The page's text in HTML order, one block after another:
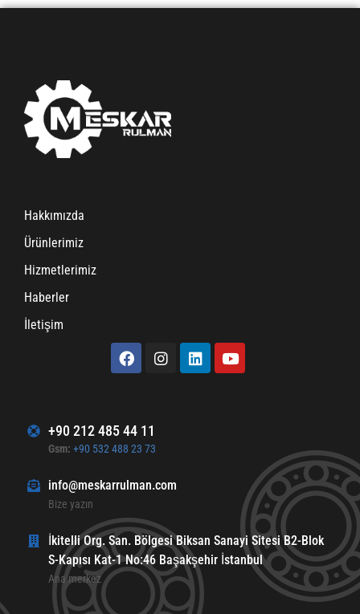
Hakkımızda
Ürünlerimiz
Hizmetlerimiz
Haberler
İletişim
+90 212 485 44 11
Gsm: +90 532 488 23 73
info@meskarrulman.com
Bize yazın
İkitelli Org. San. Bölgesi Biksan Sanayi Sitesi B2-Blok
S-Kapısı Kat-1 No:46 Başakşehir İstanbul
Ana merkez